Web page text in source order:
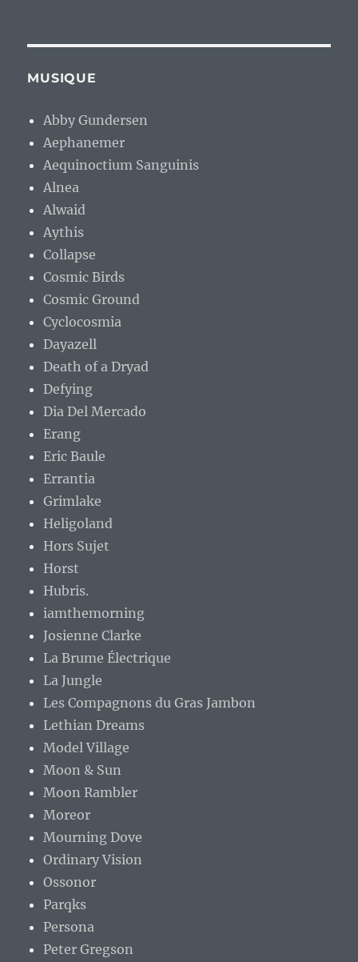
MUSIQUE
Abby Gundersen
Aephanemer
Aequinoctium Sanguinis
Alnea
Alwaid
Aythis
Collapse
Cosmic Birds
Cosmic Ground
Cyclocosmia
Dayazell
Death of a Dryad
Defying
Dia Del Mercado
Erang
Eric Baule
Errantia
Grimlake
Heligoland
Hors Sujet
Horst
Hubris.
iamthemorning
Josienne Clarke
La Brume Électrique
La Jungle
Les Compagnons du Gras Jambon
Lethian Dreams
Model Village
Moon & Sun
Moon Rambler
Moreor
Mourning Dove
Ordinary Vision
Ossonor
Parqks
Persona
Peter Gregson